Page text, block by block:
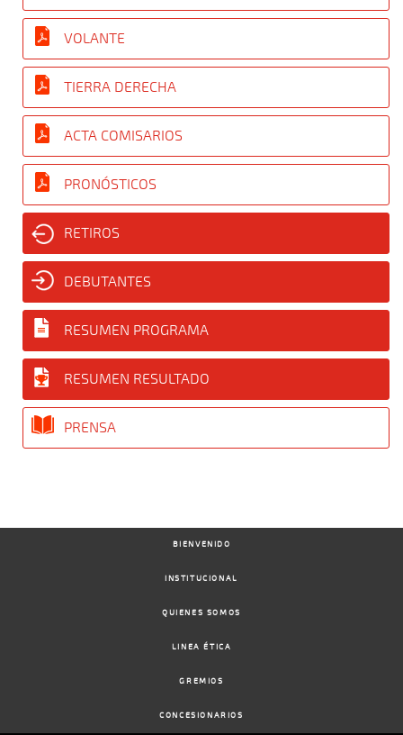
VOLANTE
TIERRA DERECHA
ACTA COMISARIOS
PRONÓSTICOS
RETIROS
DEBUTANTES
RESUMEN PROGRAMA
RESUMEN RESULTADO
PRENSA
BIENVENIDO
INSTITUCIONAL
QUIENES SOMOS
LINEA ÉTICA
GREMIOS
CONCESIONARIOS